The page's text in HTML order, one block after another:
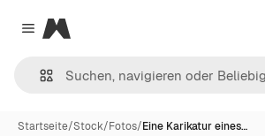
Close menu
Magnific
Startseite/Stock/Fotos/Eine Karikatur eines…